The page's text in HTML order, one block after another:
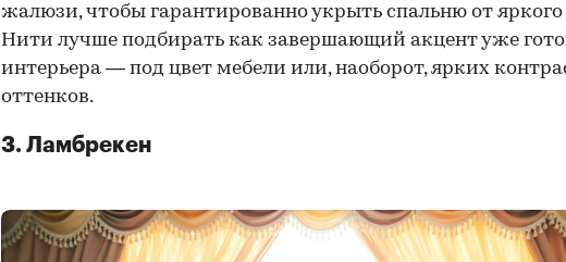
жалюзи, чтобы гарантированно укрыть спальню от яркого
Нити лучше подбирать как завершающий акцент уже
интерьера — под цвет мебели или, наоборот, ярких
оттенков.
3. Ламбрекен